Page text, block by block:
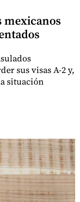
mexicanos
sus visas A-2 y,
situación